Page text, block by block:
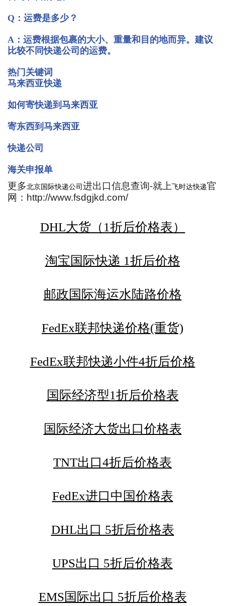
Q：运费是多少？
A：运费根据包裹的大小、重量和目的地而异。建议
比较不同快递公司的运费。
热门关键词
马来西亚快递
如何寄快递到马来西亚
寄东西到马来西亚
快递公司
海关申报单
更多北京国际快递公司进出口信息查询-就上飞时达快递官
网：http://www.fsdgjkd.com/
DHL大货（1折后价格表）
淘宝国际快递 1折后价格
邮政国际海运水陆路价格
FedEx联邦快递价格(重货)
FedEx联邦快递小件4折后价格
国际经济型1折后价格表
国际经济大货出口价格表
TNT出口4折后价格表
FedEx进口中国价格表
DHL出口 5折后价格表
UPS出口 5折后价格表
EMS国际出口 5折后价格表